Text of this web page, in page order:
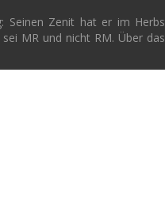
Seinen Zenit hat er im
MR und nicht RM. Über